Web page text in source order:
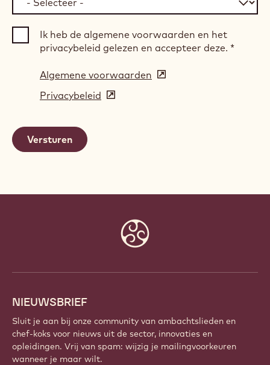
Ik heb de algemene voorwaarden en het
privacybeleid gelezen en accepteer deze. *
Algemene voorwaarden (opens
Privacybeleid (opens
NIEUWSBRIEF
Sluit je aan bij onze community van ambachtslieden en
chef-koks voor nieuws uit de sector, innovaties en
opleidingen. Vrij van spam: wijzig je mailingvoorkeuren
wanneer je maar wilt.